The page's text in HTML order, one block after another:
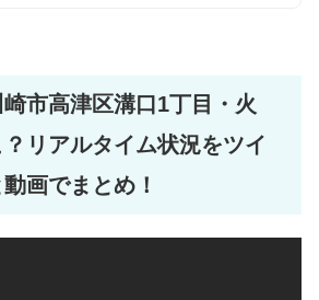
崎市高津区溝口1丁目・火
リアルタイム状況をツイ
画でまとめ！